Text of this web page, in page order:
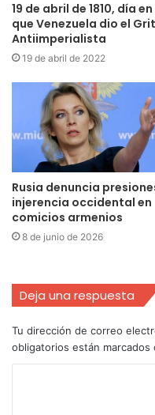
19 de abril de 1810, día en
que Venezuela dio el
Antiimperialista
19 de abril de 2022
Rusia denuncia
injerencia occidental en
comicios armenios
8 de junio de 2026
Deja una respuesta
Tu dirección de correo
obligatorios están marcados